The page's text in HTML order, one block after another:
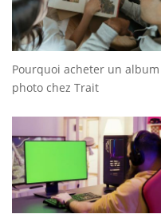
Pourquoi acheter un album
photo chez Trait